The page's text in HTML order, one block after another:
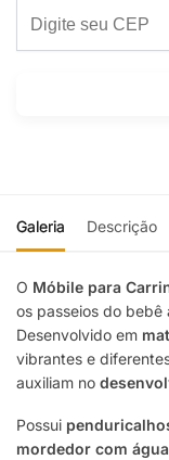
Galeria Descrição
O Móbile para
os passeios do bebê
Desenvolvido em
vibrantes e
auxiliam no
Possui
mordedor com água